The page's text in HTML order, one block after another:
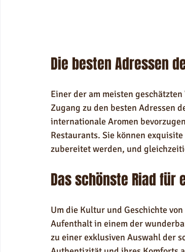
Die besten Adressen
Einer der am meisten
Zugang zu den besten Adressen
internationale Aromen
Restaurants. Sie können
zubereitet werden, und
Das schönste Riad
Um die Kultur und Geschichte
Aufenthalt in einem der
zu einer exklusiven Auswahl der